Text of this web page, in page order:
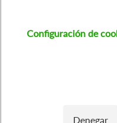
Configuración de
Denegar